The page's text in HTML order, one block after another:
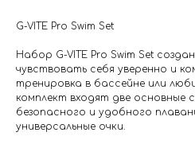
G-VITE Pro Swim Set
Набор G-VITE Pro Swim Set
чувствовать себя уверенно и
тренировка в бассейне или
комплект входят две основные
безопасного и удобного
универсальные очки.